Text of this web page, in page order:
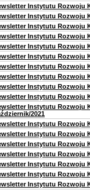
Instytutu Rozwoju
Instytutu Rozwoju
Instytutu Rozwoju
Instytutu Rozwoju
Instytutu Rozwoju
Instytutu Rozwoju
Instytutu Rozwoju
Instytutu Rozwoju
Instytutu Rozwoju
Instytutu Rozwoju
Instytutu Rozwoju
2021
Instytutu Rozwoju
Instytutu Rozwoju
Instytutu Rozwoju
Instytutu Rozwoju
Instytutu Rozwoju
Instytutu Rozwoju
Instytutu Rozwoju